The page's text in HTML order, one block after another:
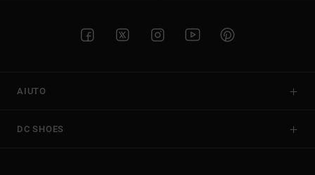
AIUTO
DC SHOES